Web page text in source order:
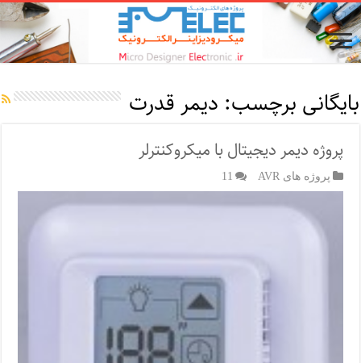
بایگانی برچسب: دیمر قدرت
پروژه دیمر دیجیتال با میکروکنترلر
پروژه های AVR 11